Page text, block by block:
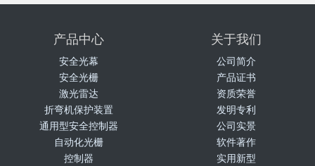
产品中心
安全光幕
安全光栅
激光雷达
折弯机保护装置
通用型安全控制器
自动化光栅
控制器
关于我们
公司简介
产品证书
资质荣誉
发明专利
公司实景
软件著作
实用新型